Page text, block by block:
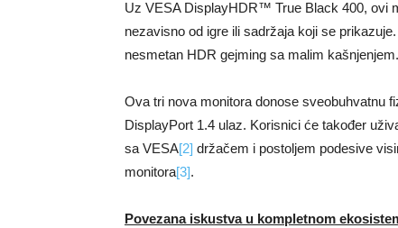
Uz VESA DisplayHDR™ True Black 400, ovi
nezavisno od igre ili sadržaja koji se
nesmetan HDR gejming sa malim kašnjenjem.
Ova tri nova monitora donose sveobuhvatnu
DisplayPort 1.4 ulaz. Korisnici će također
sa VESA[2] držačem i postoljem podesive
monitora[3].
Povezana iskustva u kompletnom